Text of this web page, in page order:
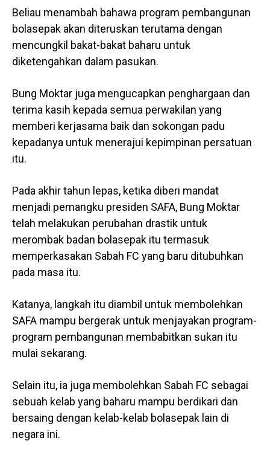
Beliau menambah bahawa program pembangunan
bolasepak akan diteruskan terutama dengan
mencungkil bakat-bakat baharu untuk
diketengahkan dalam pasukan.
Bung Moktar juga mengucapkan penghargaan dan
terima kasih kepada semua perwakilan yang
memberi kerjasama baik dan sokongan padu
kepadanya untuk menerajui kepimpinan persatuan
itu.
Pada akhir tahun lepas, ketika diberi mandat
menjadi pemangku presiden SAFA, Bung Moktar
telah melakukan perubahan drastik untuk
merombak badan bolasepak itu termasuk
memperkasakan Sabah FC yang baru ditubuhkan
pada masa itu.
Katanya, langkah itu diambil untuk membolehkan
SAFA mampu bergerak untuk menjayakan program-
program pembangunan membabitkan sukan itu
mulai sekarang.
Selain itu, ia juga membolehkan Sabah FC sebagai
sebuah kelab yang baharu mampu berdikari dan
bersaing dengan kelab-kelab bolasepak lain di
negara ini.